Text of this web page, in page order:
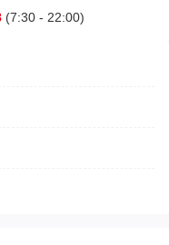
(7:30 - 22:00)